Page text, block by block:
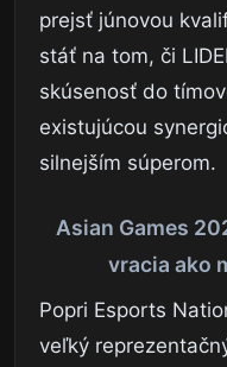
prejsť júnovou
stáť na tom, či
skúsenosť do
existujúcou
silnejším súperom.
Asian Games
vracia ako
Popri Esports
veľký